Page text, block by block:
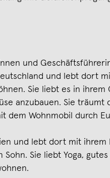
und
und lebt dort
Sie liebt es in ihrem
anzubauen. Sie träumt
dem Wohnmobil durch
und lebt dort mit ihrem
Sie liebt Yoga, gutes